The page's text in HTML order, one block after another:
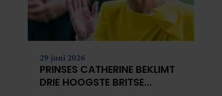
29 juni 2026
PRINSES CATHERINE BEKLIMT
DRIE HOOGSTE BRITSE